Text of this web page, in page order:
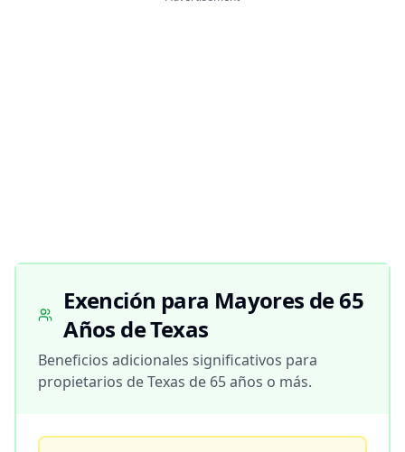
Exención para Mayores de 65
Años de Texas
Beneficios adicionales significativos para
propietarios de Texas de 65 años o más.